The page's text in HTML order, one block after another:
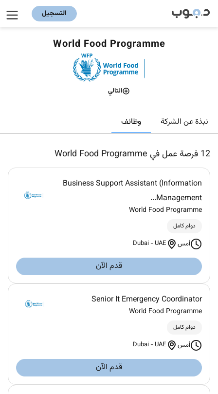
التسجيل
World Food Programme
التالي
نبذة عن الشركة وظائف
12 فرصة عمل في World Food Programme
Business Support Assistant (Information
Management...
World Food Programme
دوام كامل
أمس Dubai -UAE
قدم الآن
Senior It Emergency Coordinator
World Food Programme
دوام كامل
أمس Dubai -UAE
قدم الآن